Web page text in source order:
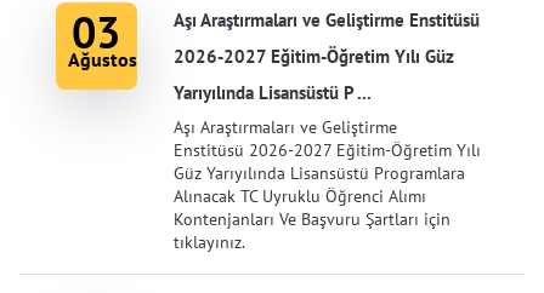
03
Ağustos
Aşı Araştırmaları ve Geliştirme Enstitüsü
2026-2027 Eğitim-Öğretim Yılı Güz
Yarıyılında Lisansüstü P ...
Aşı Araştırmaları ve Geliştirme
Enstitüsü 2026-2027 Eğitim-Öğretim Yılı
Güz Yarıyılında Lisansüstü Programlara
Alınacak TC Uyruklu Öğrenci Alımı
Kontenjanları Ve Başvuru Şartları için
tıklayınız.